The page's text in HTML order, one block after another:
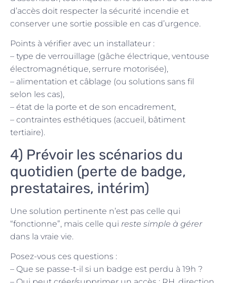
d’accès doit respecter la sécurité incendie et
conserver une sortie possible en cas d’urgence.
Points à vérifier avec un installateur :
– type de verrouillage (gâche électrique, ventouse
électromagnétique, serrure motorisée),
– alimentation et câblage (ou solutions sans fil
selon les cas),
– état de la porte et de son encadrement,
– contraintes esthétiques (accueil, bâtiment
tertiaire).
4) Prévoir les scénarios du
quotidien (perte de badge,
prestataires, intérim)
Une solution pertinente n’est pas celle qui
“fonctionne”, mais celle qui reste simple à gérer
dans la vraie vie.
Posez-vous ces questions :
– Que se passe-t-il si un badge est perdu à 19h ?